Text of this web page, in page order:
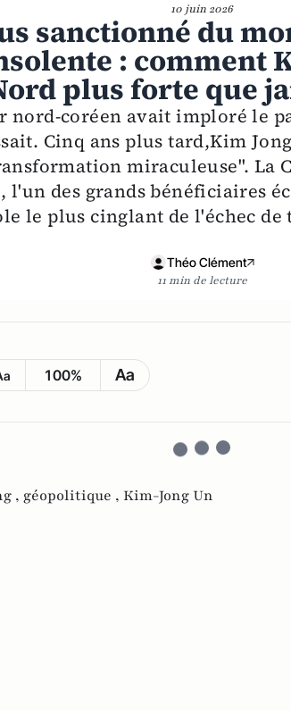
10 juin 2026
sanctionné du
: comment
plus forte que
nord-coréen avait imploré le
Cinq ans plus tard,Kim
miraculeuse". La
l'un des grands bénéficiaires
le plus cinglant de l'échec de
Théo Clément
11 min de lecture
100% Aa
, géopolitique , Kim-Jong Un